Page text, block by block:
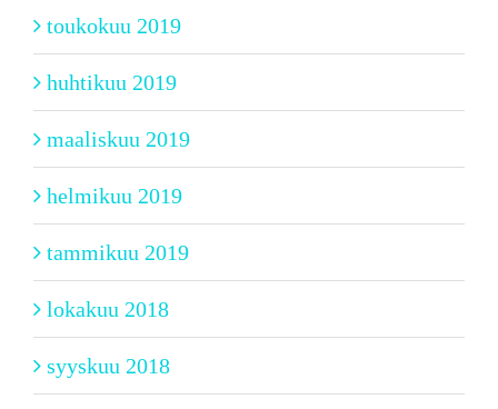
toukokuu 2019
huhtikuu 2019
maaliskuu 2019
helmikuu 2019
tammikuu 2019
lokakuu 2018
syyskuu 2018